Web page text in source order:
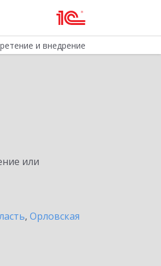
и внедрение
или
, Орловская